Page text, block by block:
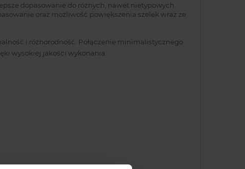
dopasowanie do różnych, nawet nietypowych
oraz możliwość powiększenia szelek wraz ze
i różnorodność. Połączenie minimalistycznego
wysokiej jakości wykonania.